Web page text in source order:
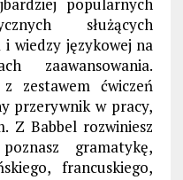
służących
i wiedzy językowej na
zaawansowania.
zestawem ćwiczeń
przerywnik w pracy,
Z Babbel rozwiniesz
gramatykę,
francuskiego,